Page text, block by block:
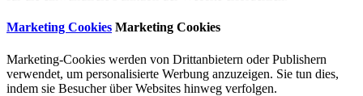
Marketing Cookies Marketing Cookies
Marketing-Cookies werden von Drittanbietern oder Publishern
verwendet, um personalisierte Werbung anzuzeigen. Sie tun dies,
indem sie Besucher über Websites hinweg verfolgen.